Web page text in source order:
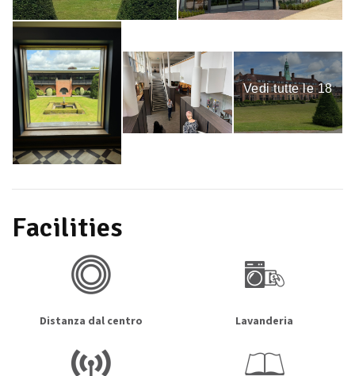
Vedi tutte le 18
Facilities
Distanza dal centro Lavanderia